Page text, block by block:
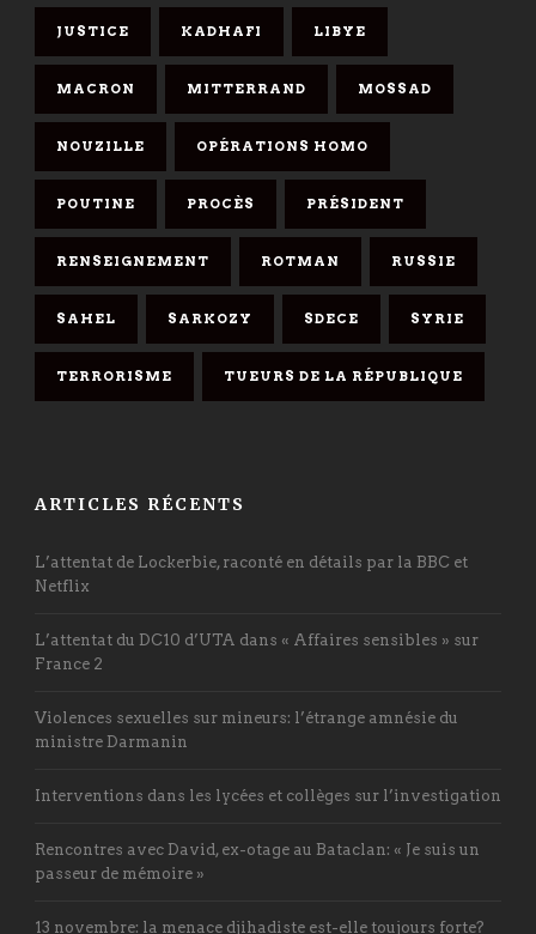
JUSTICE KADHAFI LIBYE
MACRON MITTERRAND MOSSAD
NOUZILLE OPÉRATIONS HOMO
POUTINE PROCÈS PRÉSIDENT
RENSEIGNEMENT ROTMAN RUSSIE
SAHEL SARKOZY SDECE SYRIE
TERRORISME TUEURS DE LA RÉPUBLIQUE
ARTICLES RÉCENTS
L’attentat de Lockerbie, raconté en détails par la BBC et
Netflix
L’attentat du DC10 d’UTA dans « Affaires sensibles » sur
France 2
Violences sexuelles sur mineurs: l’étrange amnésie du
ministre Darmanin
Interventions dans les lycées et collèges sur l’investigation
Rencontres avec David, ex-otage au Bataclan: « Je suis un
passeur de mémoire »
13 novembre: la menace djihadiste est-elle toujours forte?